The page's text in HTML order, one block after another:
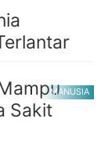
MANUSIA